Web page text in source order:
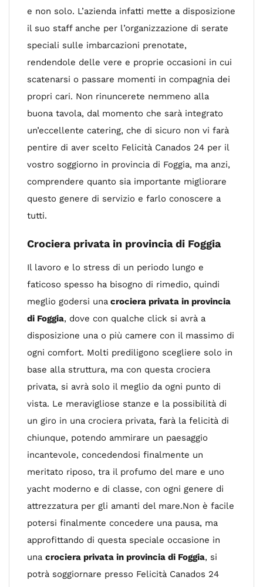
e non solo. L’azienda infatti mette a disposizione
il suo staff anche per l’organizzazione di serate
speciali sulle imbarcazioni prenotate,
rendendole delle vere e proprie occasioni in cui
scatenarsi o passare momenti in compagnia dei
propri cari. Non rinuncerete nemmeno alla
buona tavola, dal momento che sarà integrato
un’eccellente catering, che di sicuro non vi farà
pentire di aver scelto Felicità Canados 24 per il
vostro soggiorno in provincia di Foggia, ma anzi,
comprendere quanto sia importante migliorare
questo genere di servizio e farlo conoscere a
tutti.
Crociera privata in provincia di Foggia
Il lavoro e lo stress di un periodo lungo e
faticoso spesso ha bisogno di rimedio, quindi
meglio godersi una crociera privata in provincia
di Foggia, dove con qualche click si avrà a
disposizione una o più camere con il massimo di
ogni comfort. Molti prediligono scegliere solo in
base alla struttura, ma con questa crociera
privata, si avrà solo il meglio da ogni punto di
vista. Le meravigliose stanze e la possibilità di
un giro in una crociera privata, farà la felicità di
chiunque, potendo ammirare un paesaggio
incantevole, concedendosi finalmente un
meritato riposo, tra il profumo del mare e uno
yacht moderno e di classe, con ogni genere di
attrezzatura per gli amanti del mare.Non è facile
potersi finalmente concedere una pausa, ma
approfittando di questa speciale occasione in
una crociera privata in provincia di Foggia, si
potrà soggiornare presso Felicità Canados 24